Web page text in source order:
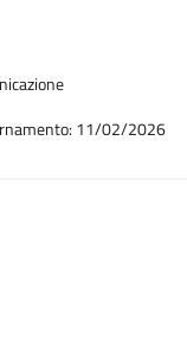
11/02/2026